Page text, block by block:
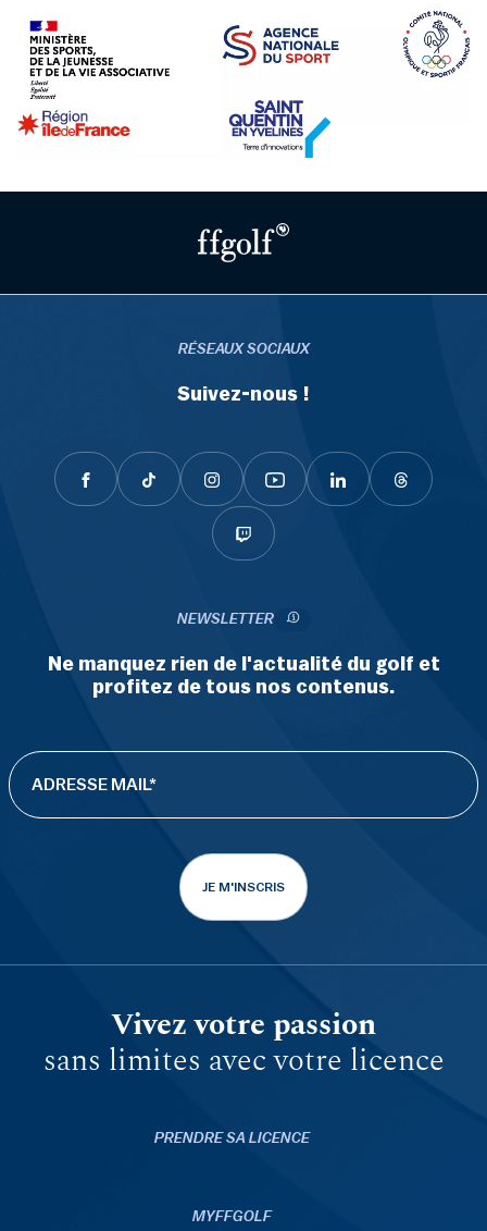
RÉSEAUX SOCIAUX
Suivez-nous !
NEWSLETTER
Ne manquez rien de l'actualité du golf et
profitez de tous nos contenus.
JE M'INSCRIS
Vivez votre passion
sans limites avec votre licence
PRENDRE SA LICENCE
MYFFGOLF